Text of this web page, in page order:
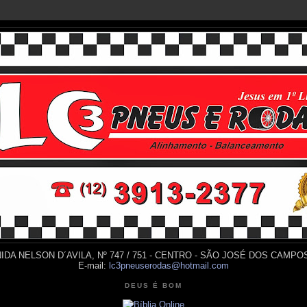
NELSON D´AVILA, Nº 747 / 751 - CENTRO - SÃO JOSÉ DOS
E-mail: lc3pneuserodas@hotmail.com
DEUS É BOM